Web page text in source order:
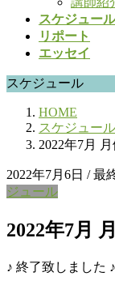
スケジュール
リポート
エッセイ
スケジュール
HOME
スケジュール
2022年7月
2022年7月6日 / 最
ジュール
2022年7月
♪ 終了致しました ♪